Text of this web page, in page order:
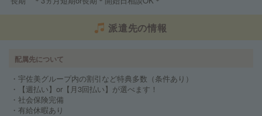
派遣先の情報
配属先について
・宇佐美グループ内の割引など特典多数（条件あり）
・【週払い】or【月3回払い】が選べます！
・社会保険完備
・有給休暇あり